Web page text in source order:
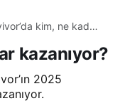
kim, ne kadar
kazanıyor?
2025